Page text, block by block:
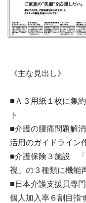
《主な見出し》
■Ａ３用紙１枚に集
ト
■介護の腰痛問題解
活用のガイドライン
■介護保険３施設 「
視」の３種類に機能
■日本介護支援員専
個人加入率６割目指